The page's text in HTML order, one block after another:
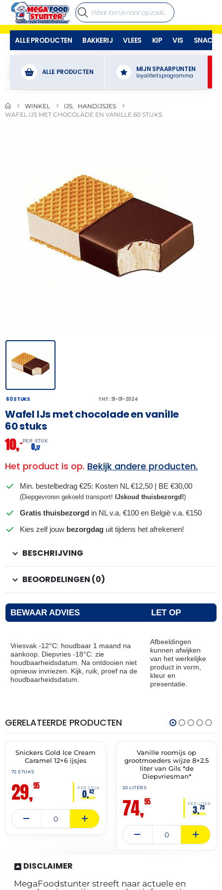
ALLE PRODUCTEN BAKKERIJ VLEES KIP VIS SNACKS
ALLE PRODUCTEN MIJN SPAARPUNTEN
loyaliteitsprogramma
WINKEL IJS
HANDIJSJES
WAFEL IJS MET CHOCOLADE EN VANILLE 60 STUKS
60 STUKS THT: 31-01-2024
Wafel IJs met chocolade en vanille
60 stuks
10,– PER STUK
0,17
Het product is op. Bekijk andere producten.
Min. bestelbedrag €25: Kosten NL €12,50 | BE €30,00
(Diepgevroren gekoeld transport! IJskoud thuisbezorgd!)
Gratis thuisbezorgd in NL v.a. €100 en België v.a. €150
Kies zelf jouw bezorgdag uit tijdens het afrekenen!
BESCHRIJVING
BEOORDELINGEN (0)
BEWAAR ADVIES LET OP
Vriesvak -12°C: houdbaar 1 maand na
aankoop. Diepvries -18°C: zie
houdbaarheidsdatum. Na ontdooien niet
opnieuw invriezen. Kijk, ruik, proef na de
houdbaarheidsdatum.
Afbeeldingen
kunnen afwijken
van het werkelijke
product in vorm,
kleur en
presentatie.
GERELATEERDE PRODUCTEN
🔥 OP=OP
THT:
31-
Snickers Gold Ice Cream
Caramel 12×6 ijsjes
72 STUKS
29,95 PER STUK
0,42
✓ VAST ASSORTIMENT
Vanille roomijs op
grootmoeders wijze 8×2.5
liter van Gils *de
Diepvriesman*
20 LITERS
74,95 PER LITER
3,75
DISCLAIMER
MegaFoodstunter streeft naar actuele en